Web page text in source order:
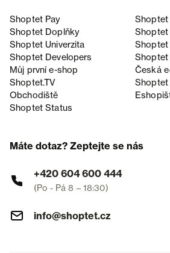
Shoptet Pay
Shoptet Doplňky
Shoptet
Shoptet Univerzita
Shoptet
Shoptet Developers
Shoptet
Můj první e-shop
Česká
Shoptet.TV
Shoptet
Obchodiště
Shoptet Status
Máte dotaz? Zeptejte se nás
+420 604 600 444
(Po - Pá 8 – 18:30)
info@shoptet.cz